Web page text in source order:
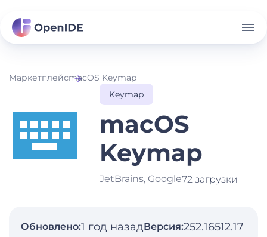
МаркетплейсmacOS Keymap
Keymap
macOS
Keymap
JetBrains, Google72 загрузки
Обновлено:1 год назадВерсия:252.16512.17